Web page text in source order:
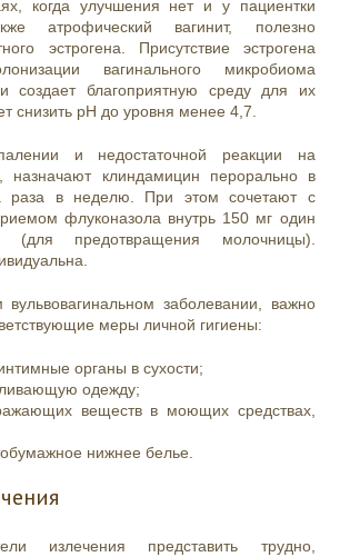
когда улучшения нет и у пациентки
атрофический вагинит, полезно
эстрогена. Присутствие эстрогена
вагинального микробиома
создает благоприятную среду для их
снизить рН до уровня менее 4,7.
и недостаточной реакции на
назначают клиндамицин перорально в
раза в неделю. При этом сочетают с
флуконазола внутрь 150 мг один
предотвращения молочницы).
заболевании, важно
меры личной гигиены:
органы в сухости;
одежду;
веществ в моющих средствах,
нижнее белье.
излечения представить трудно,